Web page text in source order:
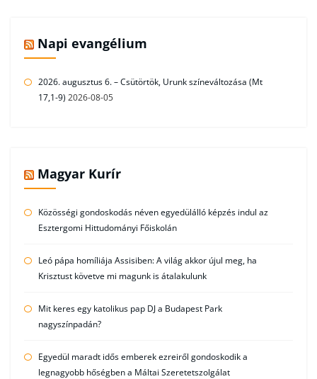
Napi evangélium
2026. augusztus 6. – Csütörtök, Urunk színeváltozása (Mt
17,1-9) 2026-08-05
Magyar Kurír
Közösségi gondoskodás néven egyedülálló képzés indul az
Esztergomi Hittudományi Főiskolán
Leó pápa homíliája Assisiben: A világ akkor újul meg, ha
Krisztust követve mi magunk is átalakulunk
Mit keres egy katolikus pap DJ a Budapest Park
nagyszínpadán?
Egyedül maradt idős emberek ezreiről gondoskodik a
legnagyobb hőségben a Máltai Szeretetszolgálat